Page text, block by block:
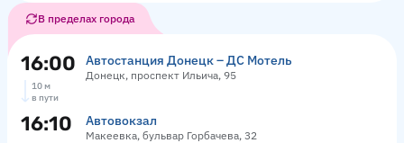
В пределах города
16:00 Автостанция Донецк – ДС Мотель
Донецк, проспект Ильича, 95
10 м
в пути
16:10 Автовокзал
Макеевка, бульвар Горбачева, 32